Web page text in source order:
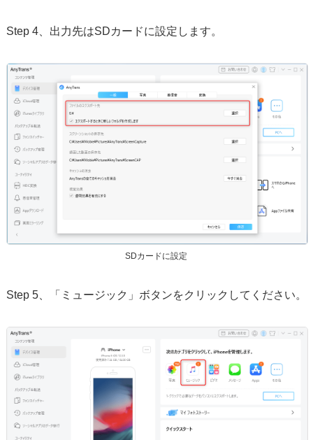
Step 4、出力先はSDカードに設定します。
SDカードに設定
Step 5、「ミュージック」ボタンをクリックしてください。